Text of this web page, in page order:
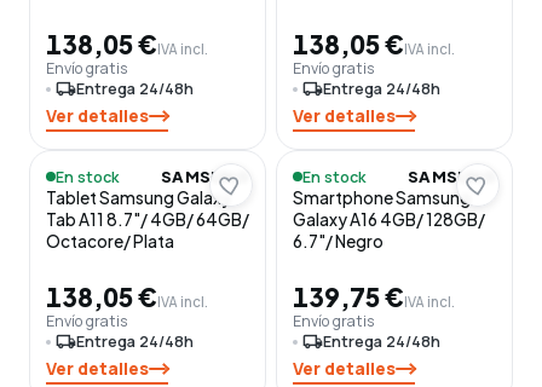
138,05 €IVA incl.
Envío gratis
local_shippingEntrega 24/48h
Ver detalles
138,05 €IVA incl.
Envío gratis
local_shippingEntrega 24/48h
Ver detalles
En stock SAMSUNG
Tablet Samsung Galaxy
Tab A11 8.7"/ 4GB/ 64GB/
Octacore/ Plata
138,05 €IVA incl.
Envío gratis
local_shippingEntrega 24/48h
Ver detalles
En stock SAMSUNG
Smartphone Samsung
Galaxy A16 4GB/ 128GB/
6.7"/ Negro
139,75 €IVA incl.
Envío gratis
local_shippingEntrega 24/48h
Ver detalles